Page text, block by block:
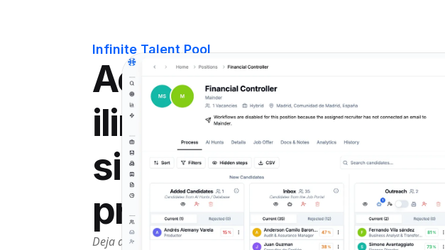
Infinite Talent Pool
Accede a talento
ilimitado y de calidad
sin pagar tarifas
premium
Deja de sobrepagar por portales de empleo y bases de datos de talento.